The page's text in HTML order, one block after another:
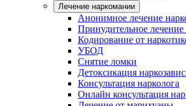
Лечение наркомании
Анонимное лечение
Принудительное
Кодирование от
УБОД
Снятие ломки
Детоксикация
Консультация нарколога
Онлайн консультация